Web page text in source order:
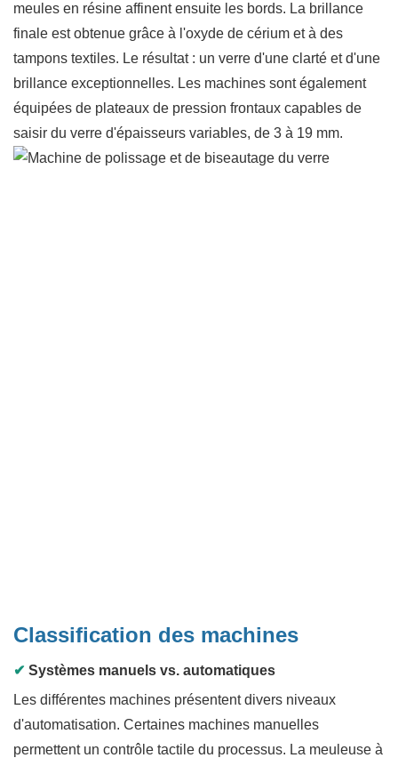
meules en résine affinent ensuite les bords. La brillance
finale est obtenue grâce à l'oxyde de cérium et à des
tampons textiles. Le résultat : un verre d'une clarté et d'une
brillance exceptionnelles. Les machines sont également
équipées de plateaux de pression frontaux capables de
saisir du verre d'épaisseurs variables, de 3 à 19 mm.
Classification des machines
✔ Systèmes manuels vs. automatiques
Les différentes machines présentent divers niveaux
d'automatisation. Certaines machines manuelles
permettent un contrôle tactile du processus. La meuleuse à